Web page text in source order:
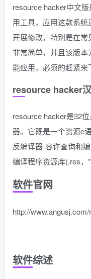
resource hacker中文
用工具，应用这款系
开展修改，特别是在
非常简单，并且该版
能应用，必须的赶紧来
resource hacker
resource hacker是32
器。它既是一个资源c
反编译器-容许查询和
编译程序资源库(.res
软件官网
http://
软件综述